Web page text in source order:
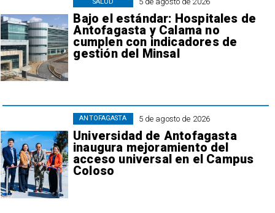
Bajo el estándar: Hospitales de
Antofagasta y Calama no
cumplen con indicadores de
gestión del Minsal
5 de agosto de 2026
Universidad de Antofagasta
inaugura mejoramiento del
acceso universal en el Campus
Coloso
ANTOFAGASTA